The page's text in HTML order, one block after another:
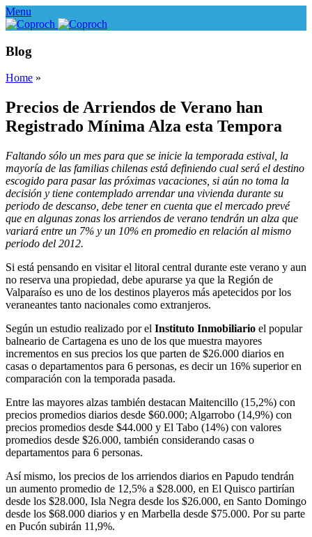
Menu
Blog
Home »
Precios de Arriendos de Verano han
Registrado Mínima Alza esta Tempora
Faltando sólo un mes para que se inicie la temporada estival, la
mayoría de las familias chilenas está definiendo cual será el destino
escogido para pasar las próximas vacaciones, si aún no toma la
decisión y tiene contemplado arrendar una vivienda durante su
periodo de descanso, debe tener en cuenta que el mercado prevé
que en algunas zonas los arriendos de verano tendrán un alza que
variará entre un 7% y un 10% en promedio en relación al mismo
periodo del 2012.
Si está pensando en visitar el litoral central durante este verano y aun
no reserva una propiedad, debe apurarse ya que la Región de
Valparaíso es uno de los destinos playeros más apetecidos por los
veraneantes tanto nacionales como extranjeros.
Según un estudio realizado por el Instituto Inmobiliario el popular
balneario de Cartagena es uno de los que muestra mayores
incrementos en sus precios los que parten de $26.000 diarios en
casas o departamentos para 6 personas, es decir un 16% superior en
comparación con la temporada pasada.
Entre las mayores alzas también destacan Maitencillo (15,2%) con
precios promedios diarios desde $60.000; Algarrobo (14,9%) con
precios promedios desde $44.000 y El Tabo (14%) con valores
promedios desde $26.000, también considerando casas o
departamentos para 6 personas.
Así mismo, los precios de los arriendos diarios en Papudo tendrán
un aumento promedio de 12,5% a $28.000, en El Quisco partirían
desde los $28.000, Isla Negra desde los $26.000, en Santo Domingo
desde los $68.000 diarios y en Marbella desde $75.000. Por su parte
en Pucón subirán 11,9%.